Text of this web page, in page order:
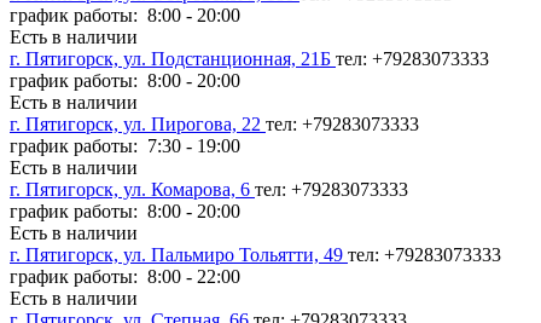
график работы: 8:00 - 20:00
Есть в наличии
г. Пятигорск, ул. Подстанционная, 21Б тел: +79283073333
график работы: 8:00 - 20:00
Есть в наличии
г. Пятигорск, ул. Пирогова, 22 тел: +79283073333
график работы: 7:30 - 19:00
Есть в наличии
г. Пятигорск, ул. Комарова, 6 тел: +79283073333
график работы: 8:00 - 20:00
Есть в наличии
г. Пятигорск, ул. Пальмиро Тольятти, 49 тел: +79283073333
график работы: 8:00 - 22:00
Есть в наличии